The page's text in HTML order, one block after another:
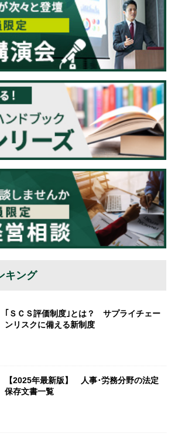
キング
｢ＳＣＳ評価制度｣とは？ サプライチェー
ンリスクに備える新制度
【2025年最新版】 人事･労務分野の法定
保存文書一覧